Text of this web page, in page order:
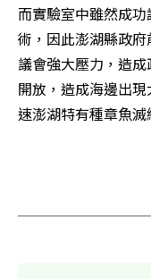
而實驗室中雖然成
術，因此澎湖縣政
議會強大壓力，造
開放，造成海邊出
速澎湖特有種章魚滅